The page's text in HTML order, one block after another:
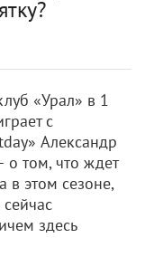
«Урал» в 1
с
Александр
том, что ждет
в этом сезоне,
здесь